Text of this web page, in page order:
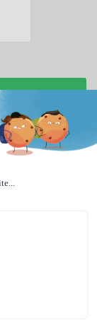
qui réunit